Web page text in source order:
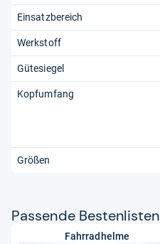
Einsatzbereich
Werkstoff
Gütesiegel
Kopfumfang
Größen
Pas­sende Bes­ten­lis­ten
Fahrradhelme